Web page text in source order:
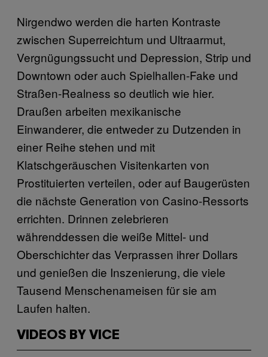
Nirgendwo werden die harten Kontraste
zwischen Superreichtum und Ultraarmut,
Vergnügungssucht und Depression, Strip und
Downtown oder auch Spielhallen-Fake und
Straßen-Realness so deutlich wie hier.
Draußen arbeiten mexikanische
Einwanderer, die entweder zu Dutzenden in
einer Reihe stehen und mit
Klatschgeräuschen Visitenkarten von
Prostituierten verteilen, oder auf Baugerüsten
die nächste Generation von Casino-Ressorts
errichten. Drinnen zelebrieren
währenddessen die weiße Mittel- und
Oberschichter das Verprassen ihrer Dollars
und genießen die Inszenierung, die viele
Tausend Menschenameisen für sie am
Laufen halten.
VIDEOS BY VICE